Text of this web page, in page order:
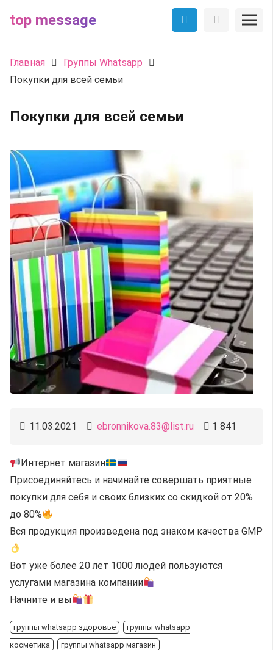
top message
Главная
Группы Whatsapp
Покупки для всей семьи
Покупки для всей семьи
11.03.2021 ebronnikova.83@list.ru 1 841
Интернет магазин
Присоединяйтесь и начинайте совершать приятные
покупки для себя и своих близких со скидкой от 20%
до 80%
Вся продукция произведена под знаком качества GMP
Вот уже более 20 лет 1000 людей пользуются
услугами магазина компании
Начните и вы
группы whatsapp здоровье
группы whatsapp
косметика
группы whatsapp магазин